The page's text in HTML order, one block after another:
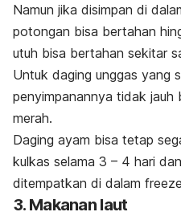
Namun jika disimpan di
potongan bisa bertahan
utuh bisa bertahan sekitar
Untuk daging unggas yang
penyimpanannya tidak jauh
merah.
Daging ayam bisa tetap
kulkas selama 3 – 4 hari
ditempatkan di dalam
3. Makanan laut